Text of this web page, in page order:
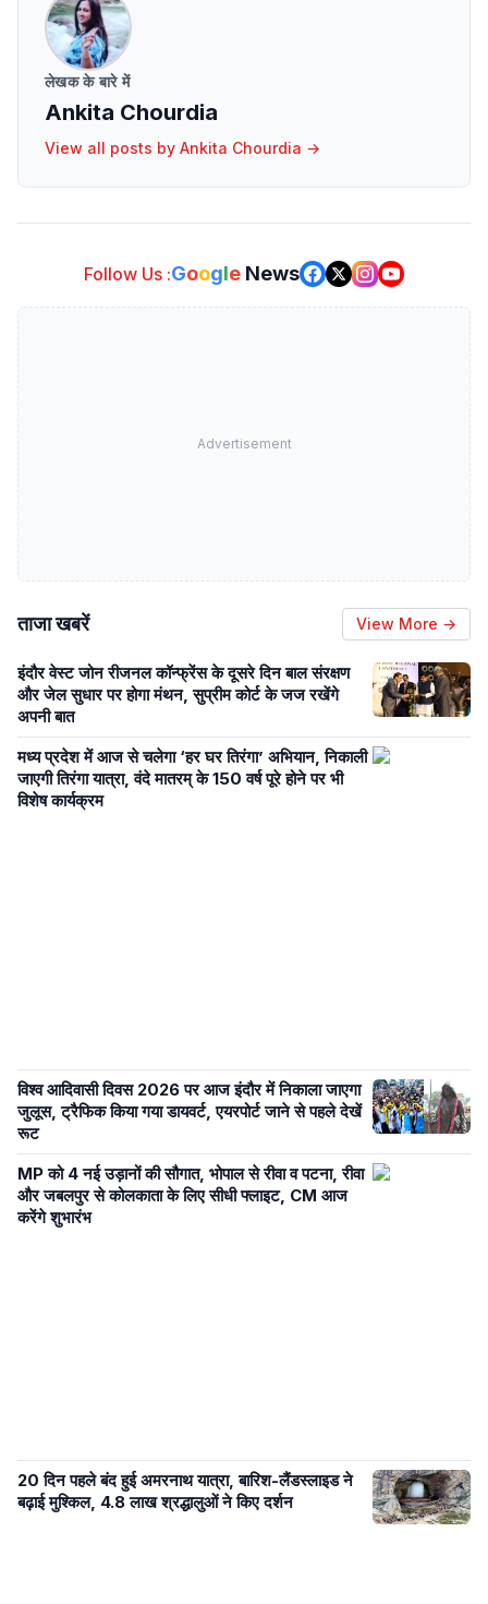
लेखक के बारे में
Ankita Chourdia
View all posts by Ankita Chourdia →
Follow Us :Google News
Advertisement
ताजा खबरें View More →
इंदौर वेस्ट जोन रीजनल कॉन्फ्रेंस के दूसरे दिन बाल संरक्षण
और जेल सुधार पर होगा मंथन, सुप्रीम कोर्ट के जज रखेंगे
अपनी बात
मध्य प्रदेश में आज से चलेगा ‘हर घर तिरंगा’ अभियान, निकाली
जाएगी तिरंगा यात्रा, वंदे मातरम् के 150 वर्ष पूरे होने पर भी
विशेष कार्यक्रम
विश्व आदिवासी दिवस 2026 पर आज इंदौर में निकाला जाएगा
जुलूस, ट्रैफिक किया गया डायवर्ट, एयरपोर्ट जाने से पहले देखें
रूट
MP को 4 नई उड़ानों की सौगात, भोपाल से रीवा व पटना, रीवा
और जबलपुर से कोलकाता के लिए सीधी फ्लाइट, CM आज
करेंगे शुभारंभ
20 दिन पहले बंद हुई अमरनाथ यात्रा, बारिश-लैंडस्लाइड ने
बढ़ाई मुश्किल, 4.8 लाख श्रद्धालुओं ने किए दर्शन